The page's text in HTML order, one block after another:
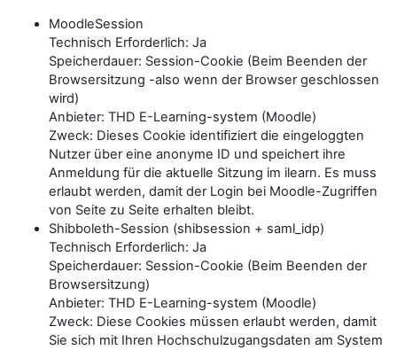
MoodleSession
Technisch Erforderlich: Ja
Speicherdauer: Session-Cookie (Beim Beenden der
Browsersitzung -also wenn der Browser geschlossen
wird)
Anbieter: THD E-Learning-system (Moodle)
Zweck: Dieses Cookie identifiziert die eingeloggten
Nutzer über eine anonyme ID und speichert ihre
Anmeldung für die aktuelle Sitzung im ilearn. Es muss
erlaubt werden, damit der Login bei Moodle-Zugriffen
von Seite zu Seite erhalten bleibt.
Shibboleth-Session (shibsession + saml_idp)
Technisch Erforderlich: Ja
Speicherdauer: Session-Cookie (Beim Beenden der
Browsersitzung)
Anbieter: THD E-Learning-system (Moodle)
Zweck: Diese Cookies müssen erlaubt werden, damit
Sie sich mit Ihren Hochschulzugangsdaten am System